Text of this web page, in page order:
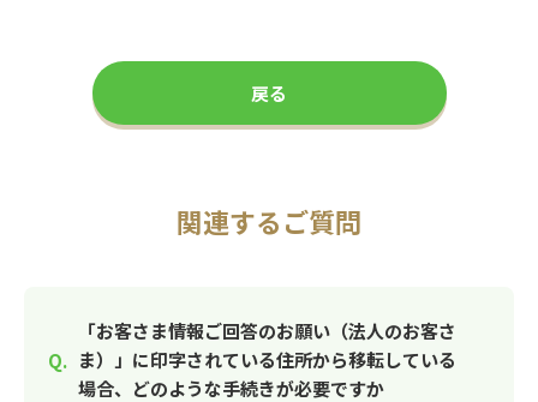
戻る
関連するご質問
「お客さま情報ご回答のお願い（法人のお客さ
ま）」に印字されている住所から移転している
場合、どのような手続きが必要ですか